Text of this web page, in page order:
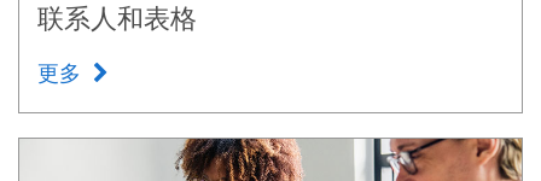
联系人和表格
更多